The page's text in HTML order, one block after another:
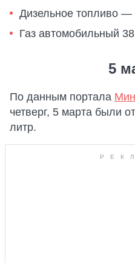
Дизельное топливо —
Газ автомобильный
5
По данным портала
четверг, 5 марта были
литр.